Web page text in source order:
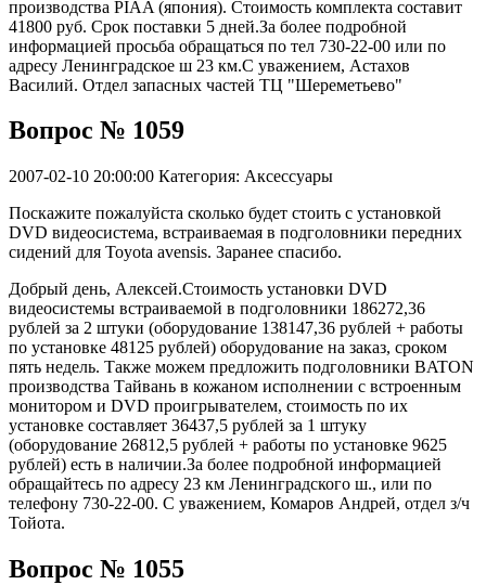
производства PIAA (япония). Стоимость комплекта составит
41800 руб. Срок поставки 5 дней.За более подробной
информацией просьба обращаться по тел 730-22-00 или по
адресу Ленинградское ш 23 км.С уважением, Астахов
Василий. Отдел запасных частей ТЦ "Шереметьево"
Вопрос № 1059
2007-02-10 20:00:00 Категория: Аксессуары
Поскажите пожалуйста сколько будет стоить с установкой
DVD видеосистема, встраиваемая в подголовники передних
сидений для Toyota avensis. Заранее спасибо.
Добрый день, Алексей.Стоимость установки DVD
видеосистемы встраиваемой в подголовники 186272,36
рублей за 2 штуки (оборудование 138147,36 рублей + работы
по установке 48125 рублей) оборудование на заказ, сроком
пять недель. Также можем предложить подголовники BATON
производства Тайвань в кожаном исполнении с встроенным
монитором и DVD проигрывателем, стоимость по их
установке составляет 36437,5 рублей за 1 штуку
(оборудование 26812,5 рублей + работы по установке 9625
рублей) есть в наличии.За более подробной информацией
обращайтесь по адресу 23 км Ленинградского ш., или по
телефону 730-22-00. С уважением, Комаров Андрей, отдел з/ч
Тойота.
Вопрос № 1055